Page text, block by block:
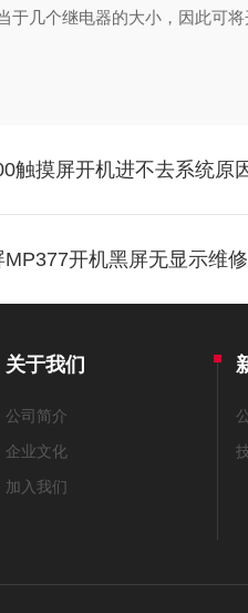
于几个继电器的大小，因此可
触摸屏开机进不去系统原
开机黑屏无显示维
关于我们
公司简介
企业文化
加入我们